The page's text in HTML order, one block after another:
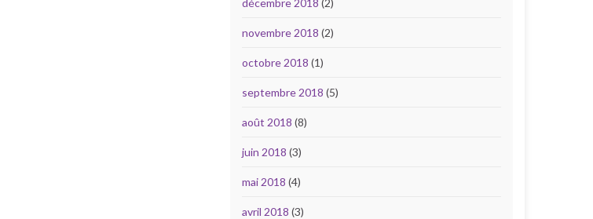
décembre 2018 (2)
novembre 2018 (2)
octobre 2018 (1)
septembre 2018 (5)
août 2018 (8)
juin 2018 (3)
mai 2018 (4)
avril 2018 (3)